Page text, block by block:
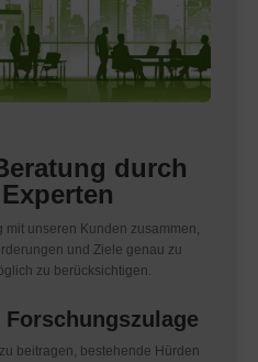
durch
unseren Kunden zusammen,
und Ziele genau zu
zu berücksichtigen.
beitragen, bestehende Hürden